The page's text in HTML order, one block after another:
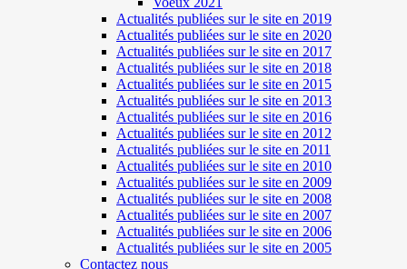
Actualités publiées sur le site en 2019
Actualités publiées sur le site en 2020
Actualités publiées sur le site en 2017
Actualités publiées sur le site en 2018
Actualités publiées sur le site en 2015
Actualités publiées sur le site en 2013
Actualités publiées sur le site en 2016
Actualités publiées sur le site en 2012
Actualités publiées sur le site en 2011
Actualités publiées sur le site en 2010
Actualités publiées sur le site en 2009
Actualités publiées sur le site en 2008
Actualités publiées sur le site en 2007
Actualités publiées sur le site en 2006
Actualités publiées sur le site en 2005
Contactez nous